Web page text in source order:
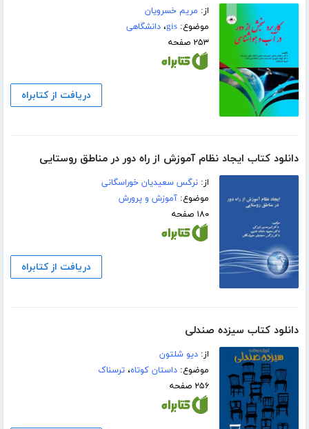
از: مریم خسرویان
موضوع:gis،دانشگاهی
۲۵۳ صفحه
دریافت از کتابراه
دانلود کتاب ایجاد نظام آموزش از راه دور در مناطق روستایی
از:نرگس سعیدیان خوراسگانی
موضوع:آموزش و پرورش
۱۸۰ صفحه
دریافت از کتابراه
دانلود کتاب سیزده صندلی
از:دیو شلتون
موضوع:داستان کوتاه،ترسناک
۲۵۶ صفحه